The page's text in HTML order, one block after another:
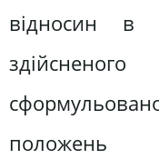
відносин в